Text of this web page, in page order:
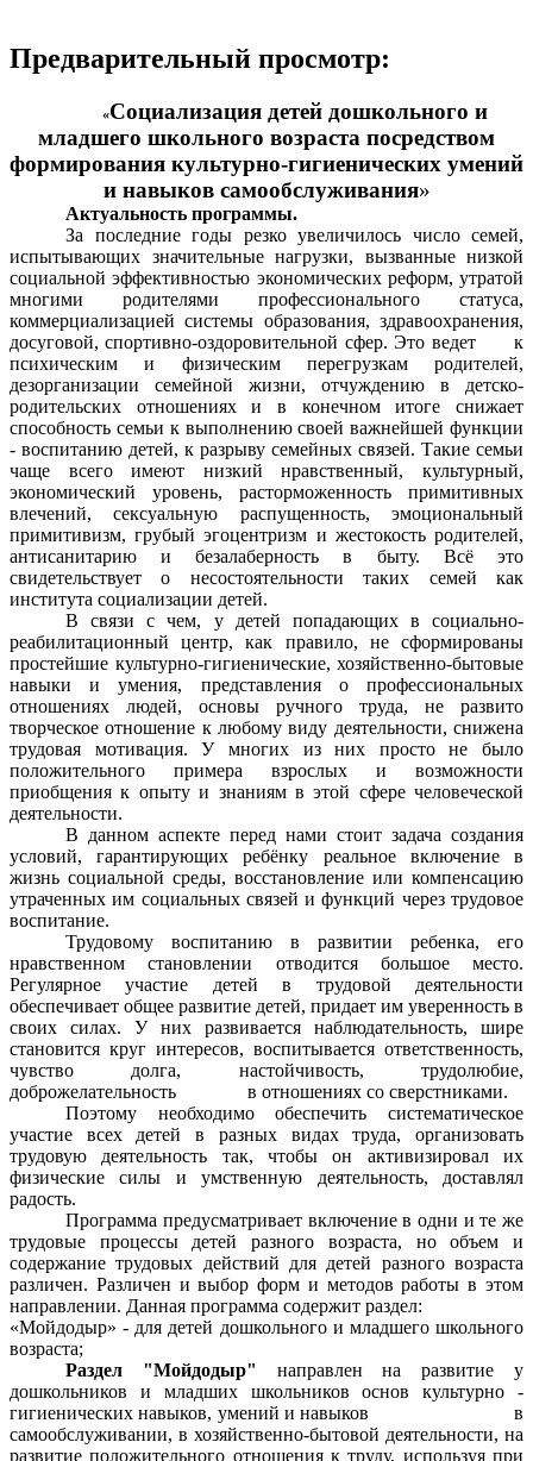
Предварительный просмотр:
«Социализация детей дошкольного и
младшего школьного возраста посредством
формирования культурно-гигиенических умений
и навыков самообслуживания»
Актуальность программы.
За последние годы резко увеличилось число семей,
испытывающих значительные нагрузки, вызванные низкой
социальной эффективностью экономических реформ, утратой
многими родителями профессионального статуса,
коммерциализацией системы образования, здравоохранения,
досуговой, спортивно-оздоровительной сфер. Это ведет к
психическим и физическим перегрузкам родителей,
дезорганизации семейной жизни, отчуждению в детско-
родительских отношениях и в конечном итоге снижает
способность семьи к выполнению своей важнейшей функции
- воспитанию детей, к разрыву семейных связей. Такие семьи
чаще всего имеют низкий нравственный, культурный,
экономический уровень, расторможенность примитивных
влечений, сексуальную распущенность, эмоциональный
примитивизм, грубый эгоцентризм и жестокость родителей,
антисанитарию и безалаберность в быту. Всё это
свидетельствует о несостоятельности таких семей как
института социализации детей.
В связи с чем, у детей попадающих в социально-
реабилитационный центр, как правило, не сформированы
простейшие культурно-гигиенические, хозяйственно-бытовые
навыки и умения, представления о профессиональных
отношениях людей, основы ручного труда, не развито
творческое отношение к любому виду деятельности, снижена
трудовая мотивация. У многих из них просто не было
положительного примера взрослых и возможности
приобщения к опыту и знаниям в этой сфере человеческой
деятельности.
В данном аспекте перед нами стоит задача создания
условий, гарантирующих ребёнку реальное включение в
жизнь социальной среды, восстановление или компенсацию
утраченных им социальных связей и функций через трудовое
воспитание.
Трудовому воспитанию в развитии ребенка, его
нравственном становлении отводится большое место.
Регулярное участие детей в трудовой деятельности
обеспечивает общее развитие детей, придает им уверенность в
своих силах. У них развивается наблюдательность, шире
становится круг интересов, воспитывается ответственность,
чувство долга, настойчивость, трудолюбие,
доброжелательность в отношениях со сверстниками.
Поэтому необходимо обеспечить систематическое
участие всех детей в разных видах труда, организовать
трудовую деятельность так, чтобы он активизировал их
физические силы и умственную деятельность, доставлял
радость.
Программа предусматривает включение в одни и те же
трудовые процессы детей разного возраста, но объем и
содержание трудовых действий для детей разного возраста
различен. Различен и выбор форм и методов работы в этом
направлении. Данная программа содержит раздел:
«Мойдодыр» - для детей дошкольного и младшего школьного
возраста;
Раздел "Мойдодыр"
направлен на развитие у
дошкольников и младших школьников основ культурно -
гигиенических навыков, умений и навыков в
самообслуживании, в хозяйственно-бытовой деятельности, на
развитие положительного отношения к труду, используя при